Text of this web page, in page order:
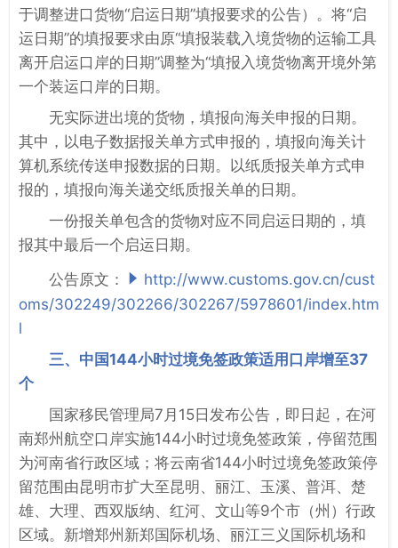
于调整进口货物“启运日期”填报要求的公告）。将“启
运日期”的填报要求由原“填报装载入境货物的运输工具
离开启运口岸的日期”调整为“填报入境货物离开境外第
一个装运口岸的日期。
无实际进出境的货物，填报向海关申报的日期。
其中，以电子数据报关单方式申报的，填报向海关计
算机系统传送申报数据的日期。以纸质报关单方式申
报的，填报向海关递交纸质报关单的日期。
一份报关单包含的货物对应不同启运日期的，填
报其中最后一个启运日期。
公告原文：
http://www.customs.gov.cn/cust
oms/302249/302266/302267/5978601/index.htm
l
三、中国144小时过境免签政策适用口岸增至37
个
国家移民管理局7月15日发布公告，即日起，在河
南郑州航空口岸实施144小时过境免签政策，停留范围
为河南省行政区域；将云南省144小时过境免签政策停
留范围由昆明市扩大至昆明、丽江、玉溪、普洱、楚
雄、大理、西双版纳、红河、文山等9个市（州）行政
区域。新增郑州新郑国际机场、丽江三义国际机场和